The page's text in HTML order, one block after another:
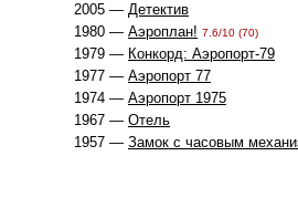
2005 — Детектив
1980 — Аэроплан! 7.6/10 (70)
1979 — Конкорд: Аэропорт-79
1977 — Аэропорт 77
1974 — Аэропорт 1975
1967 — Отель
1957 — Замок с часовым